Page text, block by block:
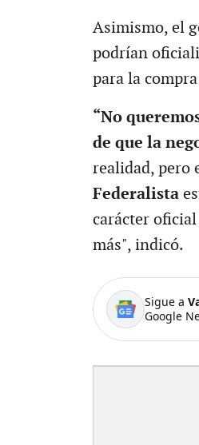
Asimismo, el
podrían
para la
“No
de que la
realidad, pero
Federalista
carácter
más", indicó.
Sigue a
Google